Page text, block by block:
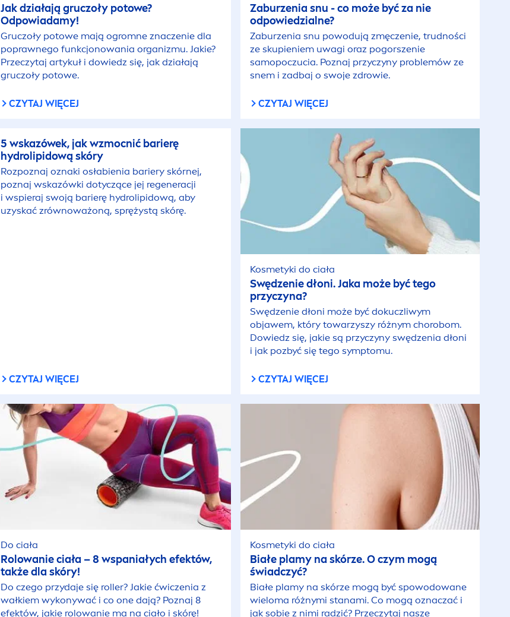
Jak działają gruczoły potowe?
Odpowiadamy!
Gruczoły potowe mają ogromne znaczenie dla
poprawnego funkcjonowania organizmu. Jakie?
Przeczytaj artykuł i dowiedz się, jak działają
gruczoły potowe.
CZYTAJ WIĘCEJ
Zaburzenia snu - co może być za nie
odpowiedzialne?
Zaburzenia snu powodują zmęczenie, trudności
ze skupieniem uwagi oraz pogorszenie
samopoczucia. Poznaj przyczyny problemów ze
snem i zadbaj o swoje zdrowie.
CZYTAJ WIĘCEJ
5 wskazówek, jak wzmocnić barierę
hydrolipidową skóry
Rozpoznaj oznaki osłabienia bariery skórnej,
poznaj wskazówki dotyczące jej regeneracji
i wspieraj swoją barierę hydrolipidową, aby
uzyskać zrównoważoną, sprężystą skórę.
CZYTAJ WIĘCEJ
Kosmetyki do ciała
Swędzenie dłoni. Jaka może być tego
przyczyna?
Swędzenie dłoni może być dokuczliwym
objawem, który towarzyszy różnym chorobom.
Dowiedz się, jakie są przyczyny swędzenia dłoni
i jak pozbyć się tego symptomu.
CZYTAJ WIĘCEJ
Do ciała
Rolowanie ciała – 8 wspaniałych efektów,
także dla skóry!
Do czego przydaje się roller? Jakie ćwiczenia z
wałkiem wykonywać i co one dają? Poznaj 8
efektów, jakie rolowanie ma na ciało i skórę!
Kosmetyki do ciała
Białe plamy na skórze. O czym mogą
świadczyć?
Białe plamy na skórze mogą być spowodowane
wieloma różnymi stanami. Co mogą oznaczać i
jak sobie z nimi radzić? Przeczytaj nasze